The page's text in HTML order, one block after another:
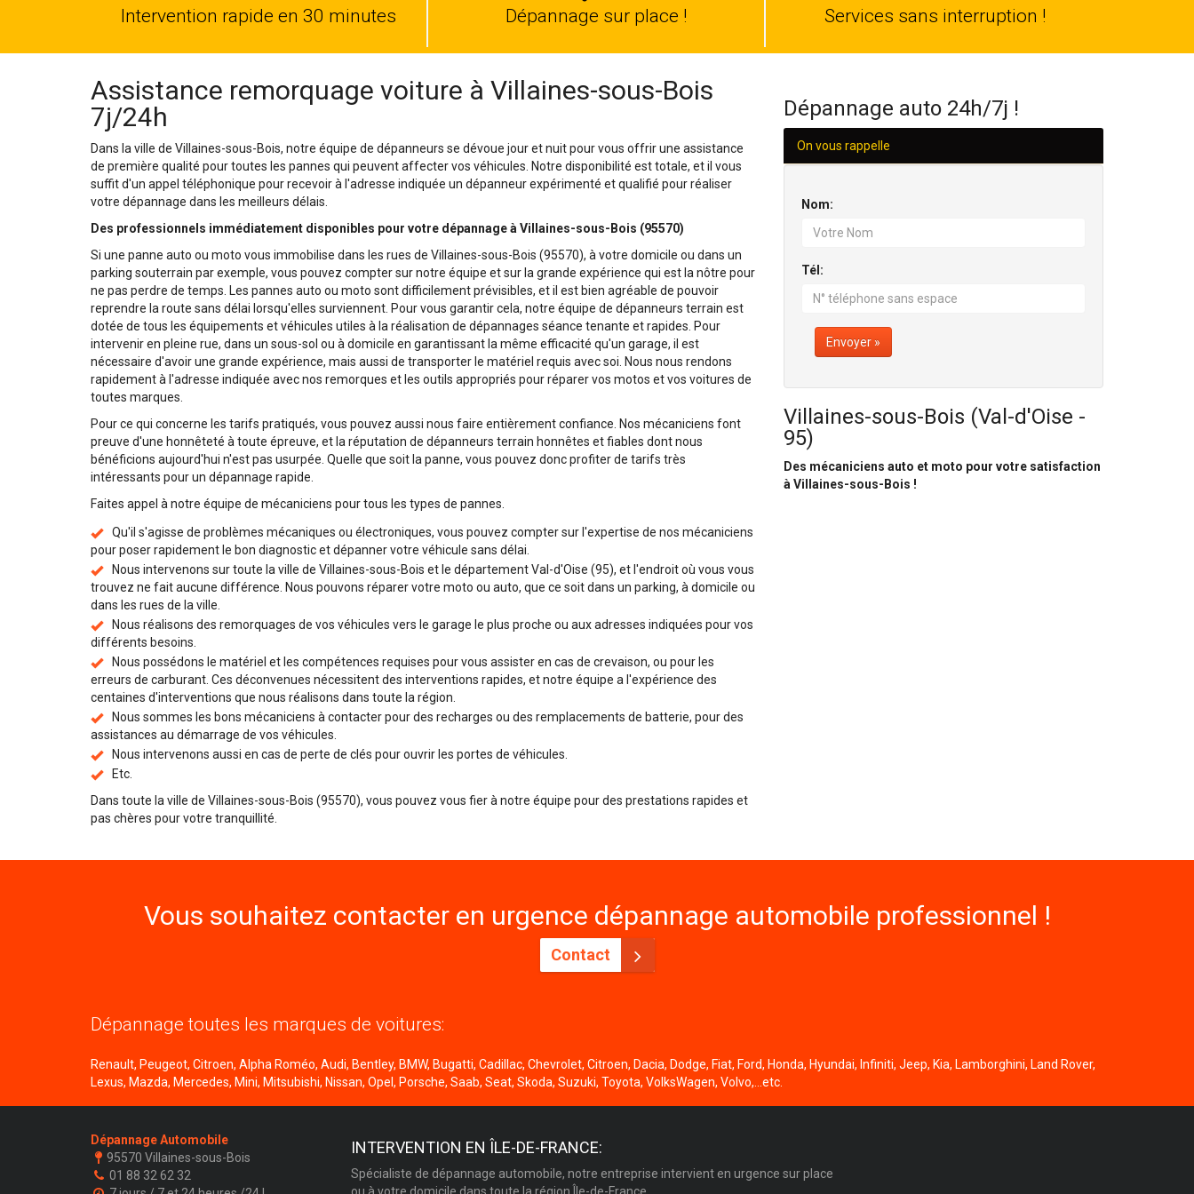
Intervention rapide en 30 minutes
auto
Dépannage sur place !
24
H/24
Services sans interruption !
Assistance remorquage voiture à Villaines-sous-Bois
7j/24h
Dans la ville de Villaines-sous-Bois, notre équipe de dépanneurs se dévoue jour et nuit pour vous offrir une assistance
de première qualité pour toutes les pannes qui peuvent affecter vos véhicules. Notre disponibilité est totale, et il vous
suffit d'un appel téléphonique pour recevoir à l'adresse indiquée un dépanneur expérimenté et qualifié pour réaliser
votre dépannage dans les meilleurs délais.
Des professionnels immédiatement disponibles pour votre dépannage à Villaines-sous-Bois (95570)
Si une panne auto ou moto vous immobilise dans les rues de Villaines-sous-Bois (95570), à votre domicile ou dans un
parking souterrain par exemple, vous pouvez compter sur notre équipe et sur la grande expérience qui est la nôtre pour
ne pas perdre de temps. Les pannes auto ou moto sont difficilement prévisibles, et il est bien agréable de pouvoir
reprendre la route sans délai lorsqu'elles surviennent. Pour vous garantir cela, notre équipe de dépanneurs terrain est
dotée de tous les équipements et véhicules utiles à la réalisation de dépannages séance tenante et rapides. Pour
intervenir en pleine rue, dans un sous-sol ou à domicile en garantissant la même efficacité qu'un garage, il est
nécessaire d'avoir une grande expérience, mais aussi de transporter le matériel requis avec soi. Nous nous rendons
rapidement à l'adresse indiquée avec nos remorques et les outils appropriés pour réparer vos motos et vos voitures de
toutes marques.
Pour ce qui concerne les tarifs pratiqués, vous pouvez aussi nous faire entièrement confiance. Nos mécaniciens font
preuve d'une honnêteté à toute épreuve, et la réputation de dépanneurs terrain honnêtes et fiables dont nous
bénéficions aujourd'hui n'est pas usurpée. Quelle que soit la panne, vous pouvez donc profiter de tarifs très
intéressants pour un dépannage rapide.
Faites appel à notre équipe de mécaniciens pour tous les types de pannes.
Qu'il s'agisse de problèmes mécaniques ou électroniques, vous pouvez compter sur l'expertise de nos mécaniciens
pour poser rapidement le bon diagnostic et dépanner votre véhicule sans délai.
Nous intervenons sur toute la ville de Villaines-sous-Bois et le département Val-d'Oise (95), et l'endroit où vous vous
trouvez ne fait aucune différence. Nous pouvons réparer votre moto ou auto, que ce soit dans un parking, à domicile ou
dans les rues de la ville.
Nous réalisons des remorquages de vos véhicules vers le garage le plus proche ou aux adresses indiquées pour vos
différents besoins.
Nous possédons le matériel et les compétences requises pour vous assister en cas de crevaison, ou pour les
erreurs de carburant. Ces déconvenues nécessitent des interventions rapides, et notre équipe a l'expérience des
centaines d'interventions que nous réalisons dans toute la région.
Nous sommes les bons mécaniciens à contacter pour des recharges ou des remplacements de batterie, pour des
assistances au démarrage de vos véhicules.
Nous intervenons aussi en cas de perte de clés pour ouvrir les portes de véhicules.
Etc.
Dans toute la ville de Villaines-sous-Bois (95570), vous pouvez vous fier à notre équipe pour des prestations rapides et
pas chères pour votre tranquillité.
Dépannage auto 24h/7j !
On vous rappelle
Nom:
Tél:
Envoyer »
Villaines-sous-Bois (Val-d'Oise -
95)
Des mécaniciens auto et moto pour votre satisfaction
à Villaines-sous-Bois !
Vous souhaitez contacter en urgence dépannage automobile professionnel !
Contact
Dépannage toutes les marques de voitures:
Renault, Peugeot, Citroen, Alpha Roméo, Audi, Bentley, BMW, Bugatti, Cadillac, Chevrolet, Citroen, Dacia, Dodge, Fiat, Ford, Honda, Hyundai, Infiniti, Jeep, Kia, Lamborghini, Land Rover,
Lexus, Mazda, Mercedes, Mini, Mitsubishi, Nissan, Opel, Porsche, Saab, Seat, Skoda, Suzuki, Toyota, VolksWagen, Volvo,...etc.
Dépannage Automobile
95570 Villaines-sous-Bois
01 88 32 62 32
INTERVENTION EN ÎLE-DE-FRANCE:
Spécialiste de dépannage automobile, notre entreprise intervient en urgence sur place